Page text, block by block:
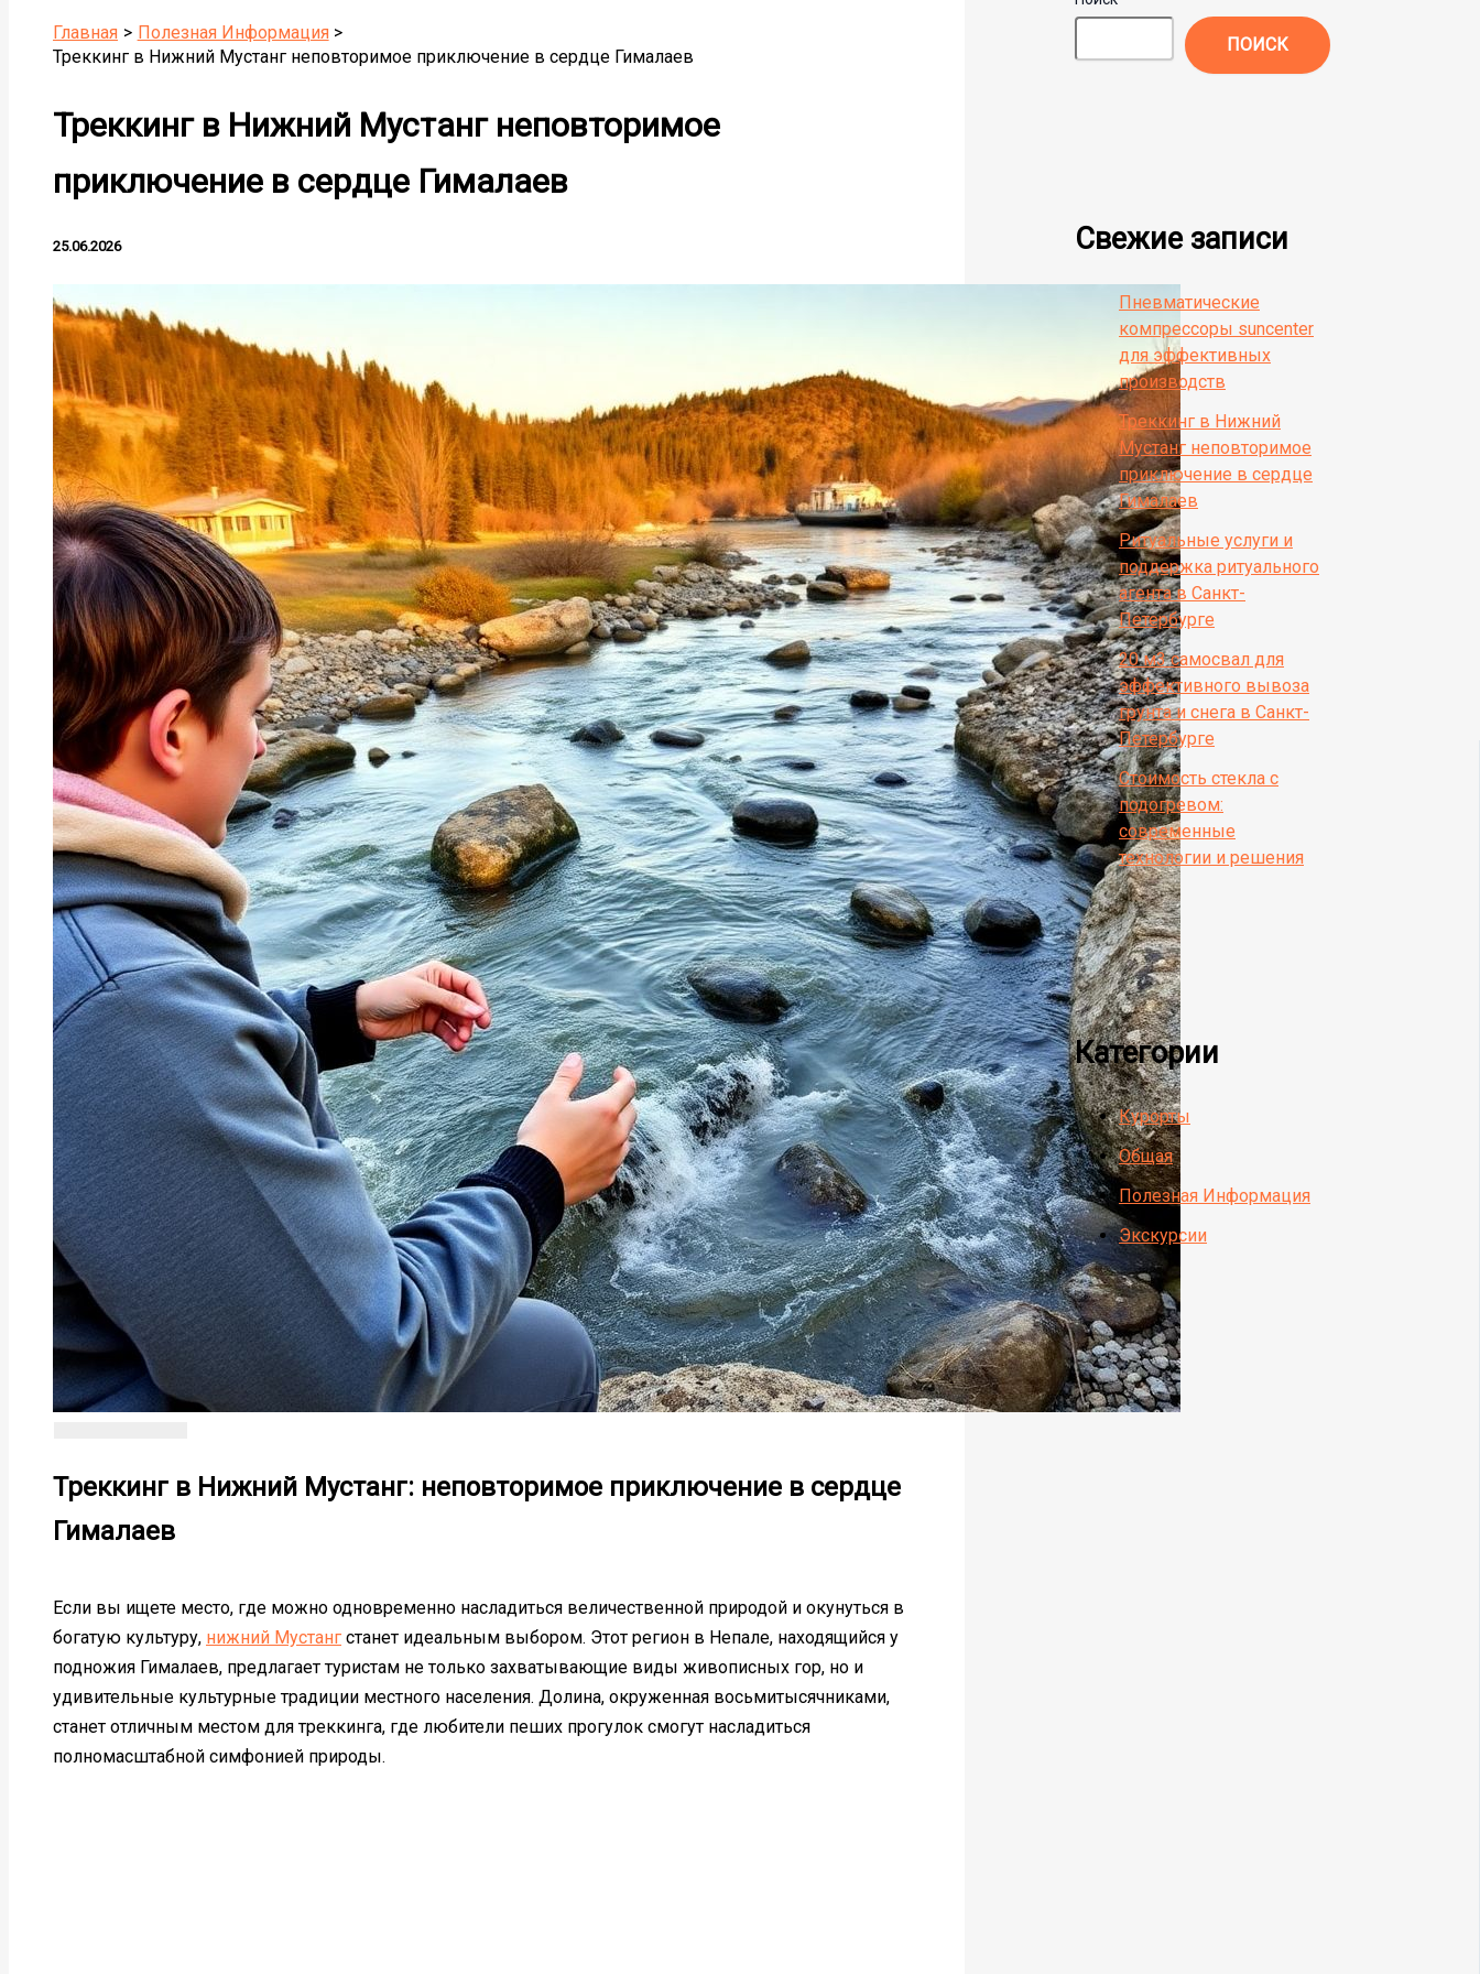
Главная
Полезная Информация
Треккинг в Нижний Мустанг неповторимое приключение в сердце Гималаев
Треккинг в Нижний Мустанг неповторимое
приключение в сердце Гималаев
25.06.2026
Треккинг в Нижний Мустанг: неповторимое приключение в сердце
Гималаев
Если вы ищете место, где можно одновременно насладиться величественной природой и окунуться в
богатую культуру, нижний Мустанг станет идеальным выбором. Этот регион в Непале, находящийся у
подножия Гималаев, предлагает туристам не только захватывающие виды живописных гор, но и
удивительные культурные традиции местного населения. Долина, окруженная восьмитысячниками,
станет отличным местом для треккинга, где любители пеших прогулок смогут насладиться
полномасштабной симфонией природы.
ПОИСК
Свежие записи
Пневматические
компрессоры suncenter
для эффективных
производств
Треккинг в Нижний
Мустанг неповторимое
приключение в сердце
Гималаев
Ритуальные услуги и
поддержка ритуального
агента в Санкт-
Петербурге
20 м3 самосвал для
эффективного вывоза
грунта и снега в Санкт-
Петербурге
Стоимость стекла с
подогревом:
современные
технологии и решения
Категории
Курорты
Общая
Полезная Информация
Экскурсии